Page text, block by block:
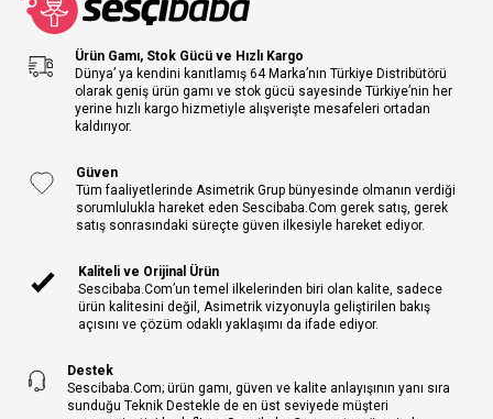
Ürün Gamı, Stok Gücü ve Hızlı Kargo
Dünya’ ya kendini kanıtlamış 64 Marka’nın Türkiye Distribütörü
olarak geniş ürün gamı ve stok gücü sayesinde Türkiye’nin her
yerine hızlı kargo hizmetiyle alışverişte mesafeleri ortadan
kaldırıyor.
Güven
Tüm faaliyetlerinde Asimetrik Grup bünyesinde olmanın verdiği
sorumlulukla hareket eden Sescibaba.Com gerek satış, gerek
satış sonrasındaki süreçte güven ilkesiyle hareket ediyor.
Kaliteli ve Orijinal Ürün
Sescibaba.Com’un temel ilkelerinden biri olan kalite, sadece
ürün kalitesini değil, Asimetrik vizyonuyla geliştirilen bakış
açısını ve çözüm odaklı yaklaşımı da ifade ediyor.
Destek
Sescibaba.Com; ürün gamı, güven ve kalite anlayışının yanı sıra
sunduğu Teknik Destekle de en üst seviyede müşteri